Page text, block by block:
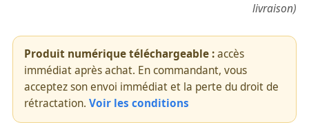
livraison)
Produit numérique téléchargeable :accès
immédiat après achat. En commandant, vous
acceptez son envoi immédiat et la perte du droit de
rétractation. Voir les conditions